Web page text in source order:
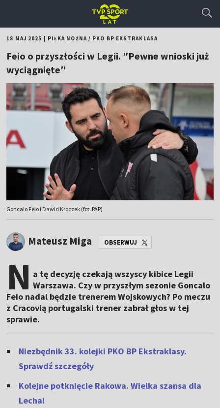
18 MAJ 2025 PIŁKA NOŻNA/ PKO BP EKSTRAKLASA
Feio o przyszłości w Legii. ″Pewne wnioski już
wyciągnięte″
Goncalo Feio i Dawid Kroczek (fot. PAP)
Mateusz Miga OBSERWUJ
N a tę decyzję czekają wszyscy kibice Legii
Warszawa. Czy w przyszłym sezonie Goncalo
Feio nadal będzie trenerem Wojskowych? Po meczu
z Cracovią portugalski trener zabrał głos w tej
sprawie.
Niezbędnik 33. kolejki PKO BP Ekstraklasy.
Sprawdź szczegóły
Kolejne potknięcie Rakowa. Wielka szansa dla
Lecha!